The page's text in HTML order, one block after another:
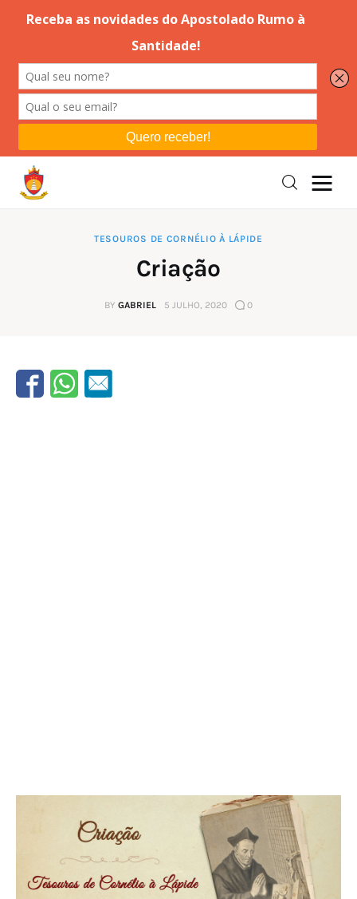
Editorial
Orações
Instruções
Espiritualidade
TESOUROS DE CORNÉLIO À LÁPIDE
Criação
BY GABRIEL 5 JULHO, 2020 0